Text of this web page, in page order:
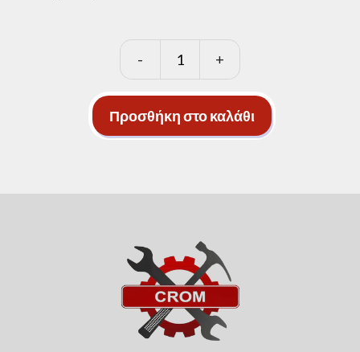
-
Ατσαλόμαλλο
σε
φακελάκι
Ν1
+
Προσθήκη στο καλάθι